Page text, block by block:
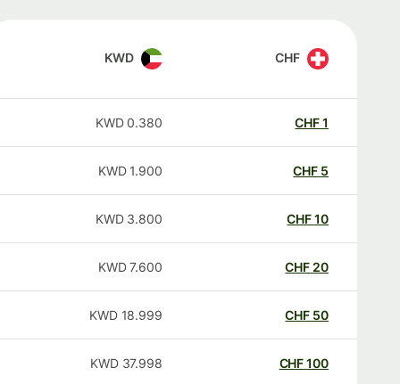
CHF
KWD
CHF
0.380
KWD
CHF
1.900
KWD
CHF
3.800
KWD
20
CHF
7.600
KWD
50
CHF
18.999
KWD
100
CHF
37.998
KWD